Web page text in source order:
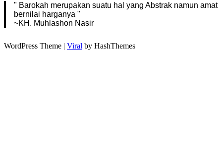
" Barokah merupakan suatu hal yang Abstrak namun amat
bernilai harganya "
~KH. Muhlashon Nasir
WordPress Theme | Viral by HashThemes